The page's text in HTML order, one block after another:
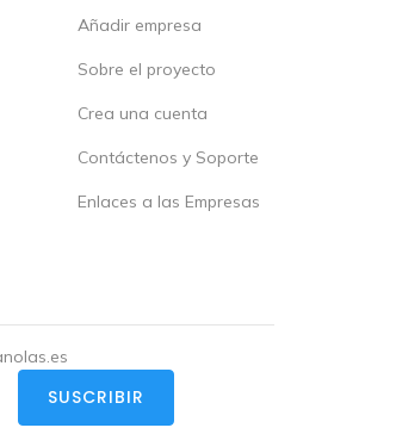
Añadir empresa
Sobre el proyecto
Crea una cuenta
Contáctenos y Soporte
Enlaces a las Empresas
SUSCRIBIR